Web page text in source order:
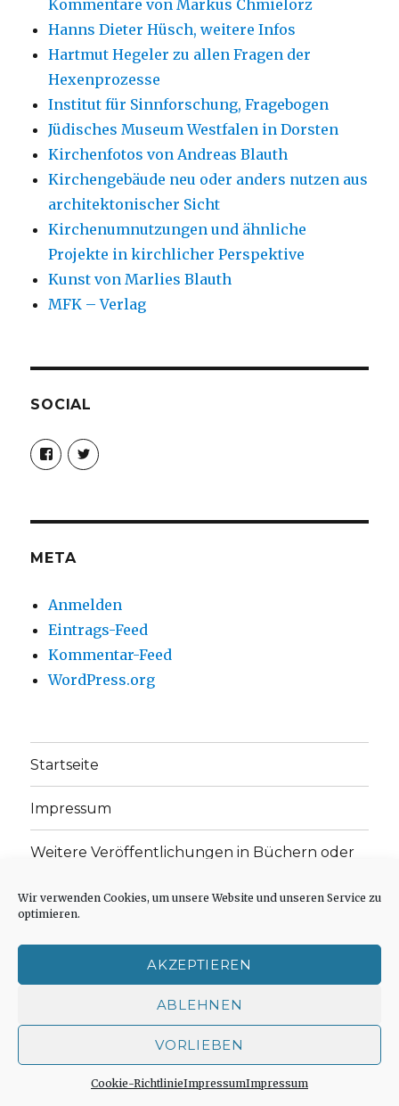
Wir verwenden Cookies, um unsere Website und unseren Service zu
optimieren.
AKZEPTIEREN
ABLEHNEN
VORLIEBEN
Cookie-RichtlinieImpressumImpressum
Kommentare von Markus Chmielorz
Hanns Dieter Hüsch, weitere Infos
Hartmut Hegeler zu allen Fragen der
Hexenprozesse
Institut für Sinnforschung, Fragebogen
Jüdisches Museum Westfalen in Dorsten
Kirchenfotos von Andreas Blauth
Kirchengebäude neu oder anders nutzen aus
architektonischer Sicht
Kirchenumnutzungen und ähnliche
Projekte in kirchlicher Perspektive
Kunst von Marlies Blauth
MFK – Verlag
SOCIAL
Profil
von
christoph.fleischer1
anzeigen
Profil
von
anzeigen
META
Anmelden
Eintrags-Feed
Kommentar-Feed
WordPress.org
Startseite
Impressum
Weitere Veröffentlichungen in Büchern oder
Einleitungstext: Fragen zur inhaltlichen
Aufsätze, Gedichte und Predigten